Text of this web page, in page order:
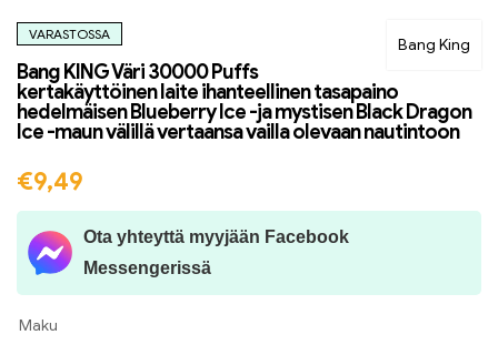
Bang King
VARASTOSSA
Bang KING Väri 30000 Puffs
kertakäyttöinen laite ihanteellinen tasapaino
hedelmäisen Blueberry Ice -ja mystisen Black Dragon
Ice -maun välillä vertaansa vailla olevaan nautintoon
€9,49
Ota yhteyttä myyjään Facebook
Messengerissä
Maku